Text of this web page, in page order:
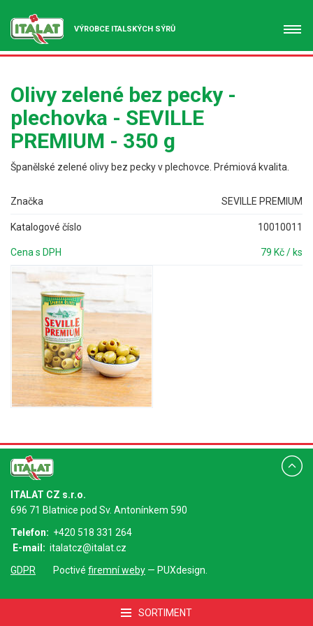
VÝROBCE ITALSKÝCH SÝRŮ
SORTIMENT
Olivy zelené bez pecky -
plechovka - SEVILLE
PREMIUM - 350 g
Španělské zelené olivy bez pecky v plechovce. Prémiová kvalita.
Značka SEVILLE PREMIUM
Katalogové číslo 10010011
Cena s DPH 79 Kč / ks
ITALAT CZ s.r.o.
696 71 Blatnice pod Sv. Antonínkem 590
Telefon: +420 518 331 264
E-mail: italatcz@italat.cz
GDPR
Poctivé firemní weby — PUXdesign.